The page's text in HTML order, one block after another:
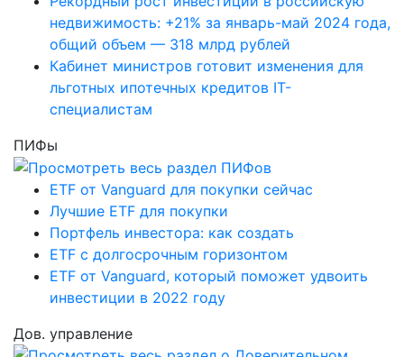
недвижимость: +21% за январь-май 2024 года,
общий объем — 318 млрд рублей
Кабинет министров готовит изменения для
льготных ипотечных кредитов IT-
специалистам
ПИФы
ETF от Vanguard для покупки сейчас
Лучшие ETF для покупки
Портфель инвестора: как создать
ETF с долгосрочным горизонтом
ETF от Vanguard, который поможет удвоить
инвестиции в 2022 году
Дов. управление